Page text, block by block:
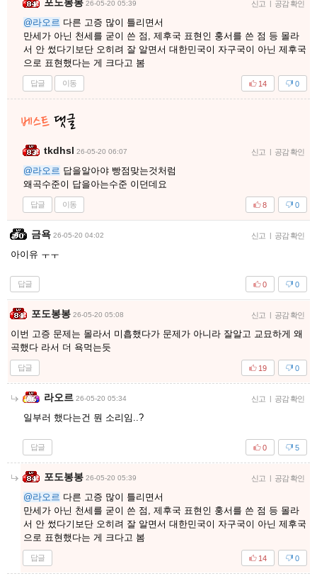
26-05-20 05:39 신고 | 공감 확인
@라오르 다른 고증 많이 틀리면서
만세가 아닌 천세를 굳이 쓴 점, 제후국 표현인 훙서를 쓴 점 등 몰라
서 안 썼다기보단 오히려 잘 알면서 대한민국이 자구국이 아닌 제후국
으로 표현했다는 게 크다고 봄
답글 이동 0
14
tkdhsl 26-05-20 06:07 신고 | 공감 확인
@라오르 답을알아야 빵점맞는것처럼
왜곡수준이 답을아는수준 이던데요
답글 이동 0
8
금욕 26-05-20 04:02 신고 | 공감 확인
아이유 ㅜㅜ
답글 0
0
포도봉봉 26-05-20 05:08 신고 | 공감 확인
이번 고증 문제는 몰라서 미흡했다가 문제가 아니라 잘알고 교묘하게 왜
곡했다 라서 더 욕먹는듯
답글 0
19
라오르 26-05-20 05:34 신고 | 공감 확인
일부러 했다는건 뭔 소리임..?
답글 5
0
포도봉봉 26-05-20 05:39 신고 | 공감 확인
@라오르 다른 고증 많이 틀리면서
만세가 아닌 천세를 굳이 쓴 점, 제후국 표현인 훙서를 쓴 점 등 몰라
서 안 썼다기보단 오히려 잘 알면서 대한민국이 자구국이 아닌 제후국
으로 표현했다는 게 크다고 봄
답글 0
14